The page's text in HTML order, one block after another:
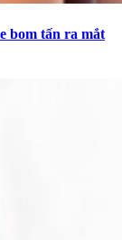
bom tấn ra mắt